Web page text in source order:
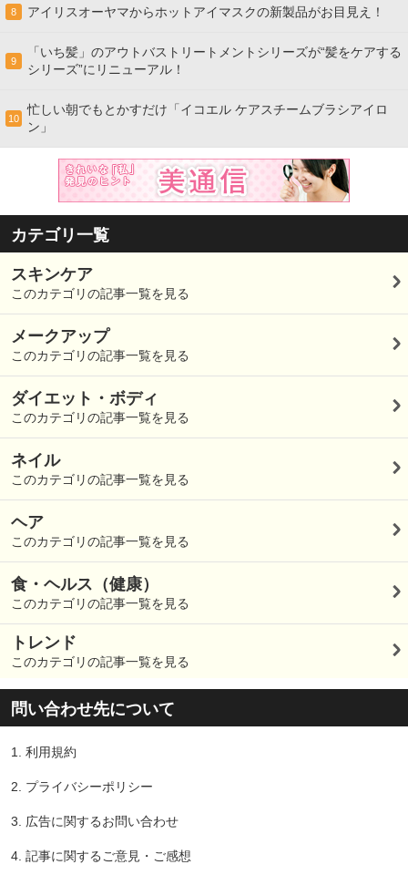
8 アイリスオーヤマからホットアイマスクの新製品がお目見え！
9
「いち髪」のアウトバストリートメントシリーズが“髪をケアする
シリーズ”にリニューアル！
10
忙しい朝でもとかすだけ「イコエル ケアスチームブラシアイロ
ン」
カテゴリ一覧
スキンケア
このカテゴリの記事一覧を見る
メークアップ
このカテゴリの記事一覧を見る
ダイエット・ボディ
このカテゴリの記事一覧を見る
ネイル
このカテゴリの記事一覧を見る
ヘア
このカテゴリの記事一覧を見る
食・ヘルス（健康）
このカテゴリの記事一覧を見る
トレンド
このカテゴリの記事一覧を見る
問い合わせ先について
1. 利用規約
2. プライバシーポリシー
3. 広告に関するお問い合わせ
4. 記事に関するご意見・ご感想